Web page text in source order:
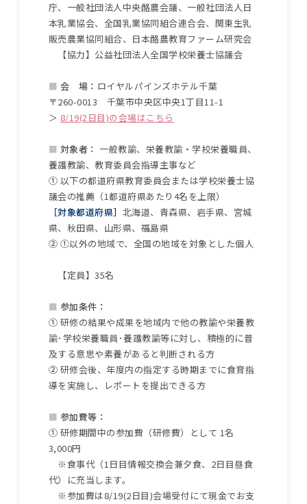
庁、一般社団法人中央酪農会議、一般社団法人日
本乳業協会、全国乳業協同組合連合会、関東生乳
販売農業協同組合、日本酪農教育ファーム研究会
【協力】公益社団法人全国学校栄養士協議会
■ 会 場： ロイヤルパインズホテル千葉
〒260-0013 千葉市中央区中央1丁目11-1
＞ 8/19(2日目)の会場はこちら
■ 対象者： 一般教諭、栄養教諭・学校栄養職員、
養護教諭、教育委員会指導主事など
① 以下の都道府県教育委員会または学校栄養士協
議会の推薦（1都道府県あたり4名を上限）
［対象都道府県］ 北海道、青森県、岩手県、宮城
県、秋田県、山形県、福島県
② ①以外の地域で、全国の地域を対象とした個人
【定員】35名
■ 参加条件：
① 研修の結果や成果を地域内で他の教諭や栄養教
諭･学校栄養職員･養護教諭等に対し、積極的に普
及する意思や素養があると判断される方
② 研修会後、年度内の指定する時期までに食育指
導を実施し、レポートを提出できる方
■ 参加費等：
① 研修期間中の参加費（研修費）として 1名
3,000円
※食事代（1日目情報交換会兼夕食、2日目昼食
代）に充当します。
※参加費は8/19(2日目)会場受付にて現金でお支